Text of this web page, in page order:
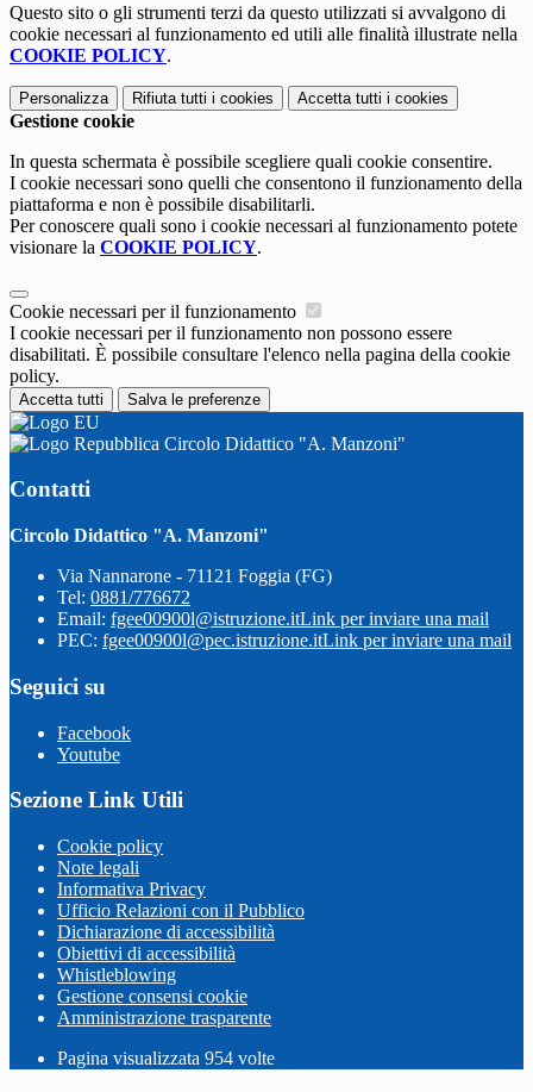
Questo sito o gli strumenti terzi da questo utilizzati si avvalgono di
cookie necessari al funzionamento ed utili alle finalità illustrate nella
COOKIE POLICY.
Personalizza Rifiuta tutti i cookies Accetta tutti i cookies
Gestione cookie
In questa schermata è possibile scegliere quali cookie consentire.
I cookie necessari sono quelli che consentono il funzionamento della
piattaforma e non è possibile disabilitarli.
Per conoscere quali sono i cookie necessari al funzionamento potete
visionare la COOKIE POLICY.
Cookie necessari per il funzionamento
I cookie necessari per il funzionamento non possono essere
disabilitati. È possibile consultare l'elenco nella pagina della cookie
policy.
Accetta tutti Salva le preferenze
Circolo Didattico "A. Manzoni"
Contatti
Circolo Didattico "A. Manzoni"
Via Nannarone - 71121 Foggia (FG)
Tel: 0881/776672
Email: fgee00900l@istruzione.itLink per inviare una mail
PEC: fgee00900l@pec.istruzione.itLink per inviare una mail
Seguici su
Facebook
Youtube
Sezione Link Utili
Cookie policy
Note legali
Informativa Privacy
Ufficio Relazioni con il Pubblico
Dichiarazione di accessibilità
Obiettivi di accessibilità
Whistleblowing
Gestione consensi cookie
Amministrazione trasparente
Pagina visualizzata 954 volte